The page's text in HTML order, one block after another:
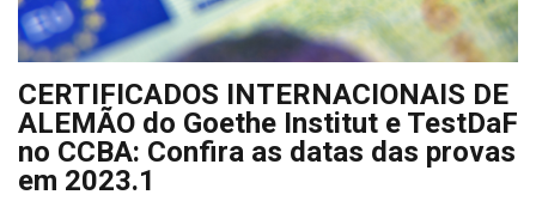
CERTIFICADOS INTERNACIONAIS DE
ALEMÃO do Goethe Institut e TestDaF
no CCBA: Confira as datas das provas
em 2023.1